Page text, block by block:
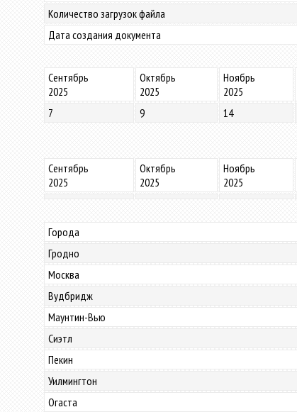
Количество загрузок файла
Дата создания документа
Сентябрь
2025
Октябрь
2025
Ноябрь
2025
7
9 14
Сентябрь
2025
Октябрь
2025
Ноябрь
2025
Города
Гродно
Москва
Вудбридж
Маунтин-Вью
Сиэтл
Пекин
Уилмингтон
Огаста